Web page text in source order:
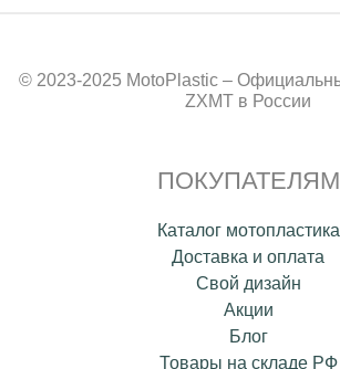
© 2023-2025 MotoPlastic –
ZXMT в России
ПОКУПАТЕЛЯМ
Каталог мотопластика
Доставка и оплата
Свой дизайн
Акции
Блог
Товары на складе РФ